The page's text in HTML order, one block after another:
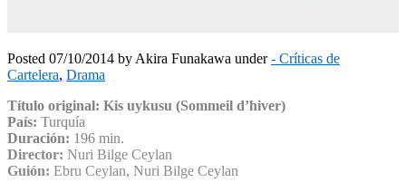
Posted 07/10/2014 by Akira Funakawa under- Críticas de
Cartelera, Drama
Título original: Kis uykusu (Sommeil d’hiver)
País: Turquía
Duración: 196 min.
Director: Nuri Bilge Ceylan
Guión: Ebru Ceylan, Nuri Bilge Ceylan